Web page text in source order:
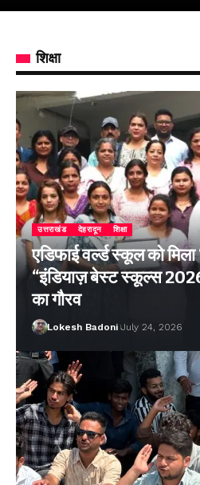
शिक्षा
उत्तराखंड देहरादून शिक्षा
एडिफाई वर्ल्ड स्कूल को
“इंडियाज़ बेस्ट स्कूल्स
का गौरव
Lokesh Badoni July 24, 2026